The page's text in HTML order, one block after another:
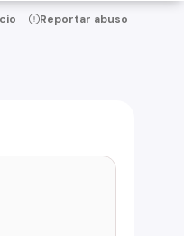
Reportar abuso